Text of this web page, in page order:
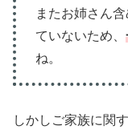
またお姉さん
ていないため、
ね。
しかしご家族に関